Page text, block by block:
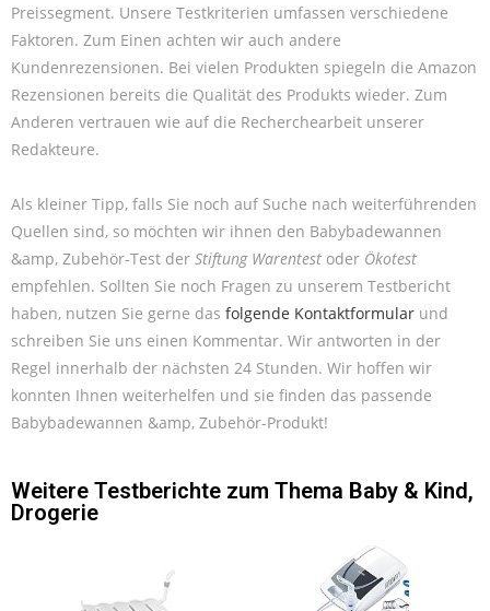
Preissegment. Unsere Testkriterien umfassen verschiedene
Faktoren. Zum Einen achten wir auch andere
Kundenrezensionen. Bei vielen Produkten spiegeln die Amazon
Rezensionen bereits die Qualität des Produkts wieder. Zum
Anderen vertrauen wie auf die Recherchearbeit unserer
Redakteure.
Als kleiner Tipp, falls Sie noch auf Suche nach weiterführenden
Quellen sind, so möchten wir ihnen den Babybadewannen
&amp, Zubehör-Test der Stiftung Warentest oder Ökotest
empfehlen. Sollten Sie noch Fragen zu unserem Testbericht
haben, nutzen Sie gerne das folgende Kontaktformular und
schreiben Sie uns einen Kommentar. Wir antworten in der
Regel innerhalb der nächsten 24 Stunden. Wir hoffen wir
konnten Ihnen weiterhelfen und sie finden das passende
Babybadewannen &amp, Zubehör-Produkt!
Weitere Testberichte zum Thema Baby & Kind,
Drogerie